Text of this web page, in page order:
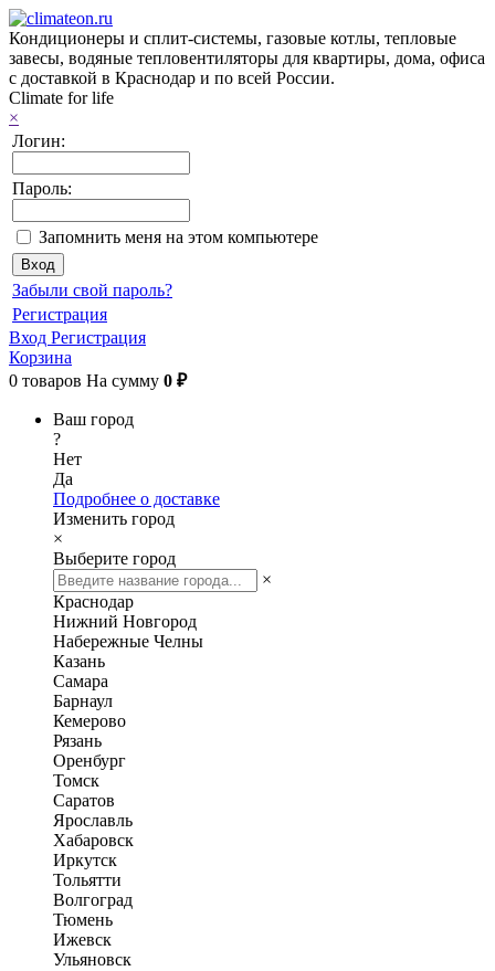
Кондиционеры и сплит-системы, газовые котлы, тепловые
завесы, водяные тепловентиляторы для квартиры, дома, офиса
с доставкой в Краснодар и по всей России.
Climate for life
×
Логин:
Пароль:
Запомнить меня на этом компьютере
Забыли свой пароль?
Регистрация
Вход Регистрация
Корзина
0 товаров На сумму 0 ₽
Ваш город
?
Нет
Да
Подробнее о доставке
Изменить город
×
Выберите город
×
Краснодар
Нижний Новгород
Набережные Челны
Казань
Самара
Барнаул
Кемерово
Рязань
Оренбург
Томск
Саратов
Ярославль
Хабаровск
Иркутск
Тольятти
Волгоград
Тюмень
Ижевск
Ульяновск